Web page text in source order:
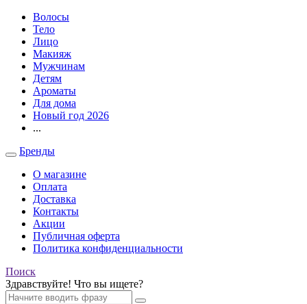
Волосы
Тело
Лицо
Макияж
Мужчинам
Детям
Ароматы
Для дома
Новый год 2026
...
Бренды
О магазине
Оплата
Доставка
Контакты
Акции
Публичная оферта
Политика конфиденциальности
Поиск
Здравствуйте! Что вы ищете?